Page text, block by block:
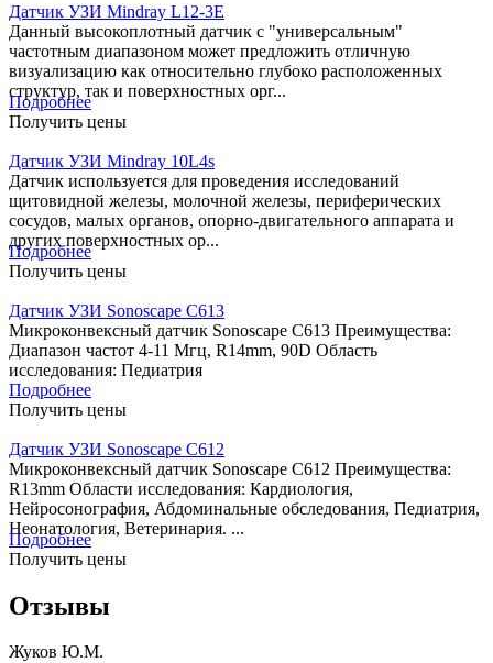
Датчик УЗИ Mindray L12-3E
Данный высокоплотный датчик с "универсальным"
частотным диапазоном может предложить отличную
визуализацию как относительно глубоко расположенных
структур, так и поверхностных орг...
Подробнее
Получить цены
Датчик УЗИ Mindray 10L4s
Датчик используется для проведения исследований
щитовидной железы, молочной железы, периферических
сосудов, малых органов, опорно-двигательного аппарата и
других поверхностных ор...
Подробнее
Получить цены
Датчик УЗИ Sonoscape С613
Микроконвексный датчик Sonoscape С613 Преимущества:
Диапазон частот 4-11 Mгц, R14mm, 90D Область
исследования: Педиатрия
Подробнее
Получить цены
Датчик УЗИ Sonoscape С612
Микроконвексный датчик Sonoscape С612 Преимущества:
R13mm Области исследования: Кардиология,
Нейросонография, Абдоминальные обследования, Педиатрия,
Неонатология, Ветеринария. ...
Подробнее
Получить цены
Отзывы
Жуков Ю.М.